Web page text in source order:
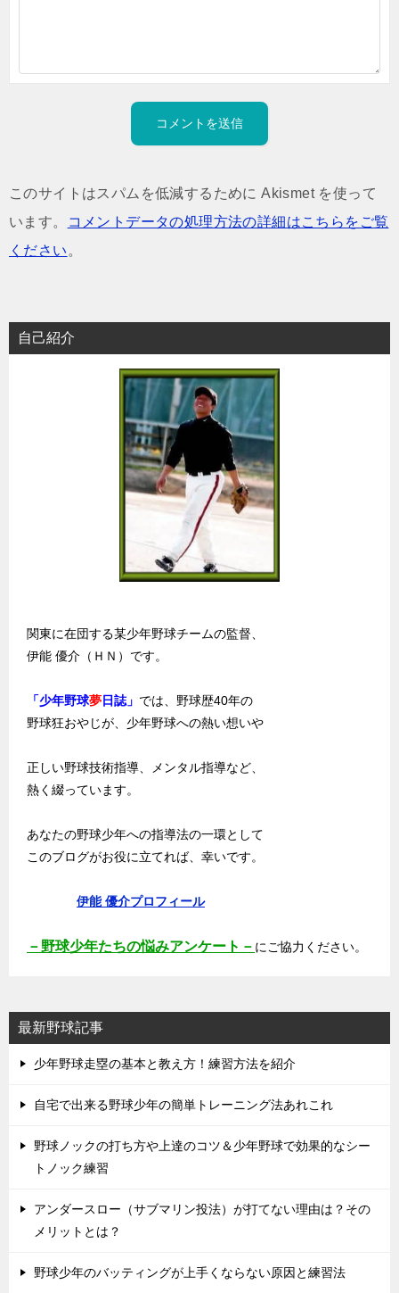
このサイトはスパムを低減するために Akismet を使って
います。
コメントデータの処理方法の詳細はこちらをご覧
ください 。
自己紹介
関東に在団する某少年野球チームの監督、
伊能 優介（ＨＮ）です。
「少年野球夢日誌」 では、野球歴40年の
野球狂おやじが、少年野球への熱い想いや
正しい野球技術指導、メンタル指導など、
熱く綴っています。
あなたの野球少年への指導法の一環として
このブログがお役に立てれば、幸いです。
伊能 優介プロフィール
－野球少年たちの悩みアンケート－ にご協力ください。
最新野球記事
少年野球走塁の基本と教え方！練習方法を紹介
自宅で出来る野球少年の簡単トレーニング法あれこれ
野球ノックの打ち方や上達のコツ＆少年野球で効果的なシー
トノック練習
アンダースロー（サブマリン投法）が打てない理由は？その
メリットとは？
野球少年のバッティングが上手くならない原因と練習法